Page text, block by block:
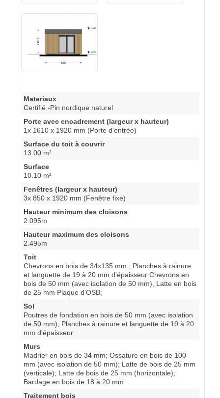
Materiaux
Certifié -Pin nordique naturel
Porte avec encadrement (largeur x hauteur)
1x 1610 x 1920 mm (Porte d'entrée)
Surface du toit à couvrir
13.00 m²
Surface
10.10 m²
Fenêtres (largeur x hauteur)
3x 850 x 1920 mm (Fenêtre fixe)
Hauteur minimum des cloisons
2.095m
Hauteur maximum des cloisons
2.495m
Toit
Chevrons en bois de 34x135 mm ; Planches à rainure
et languette de 19 à 20 mm d'épaisseur Chevrons en
bois de 50 mm (avec isolation de 50 mm), Latte en bois
de 25 mm Plaque d'OSB;
Sol
Poutres de fondation en bois de 50 mm (avec isolation
de 50 mm); Planches à rainure et languette de 19 à 20
mm d'épaisseur
Murs
Madrier en bois de 34 mm; Ossature en bois de 100
mm (avec isolation de 50 mm); Latte de bois de 25 mm
(verticale); Latte de bois de 25 mm (horizontale);
Bardage en bois de 18 à 20 mm
Traitement bois